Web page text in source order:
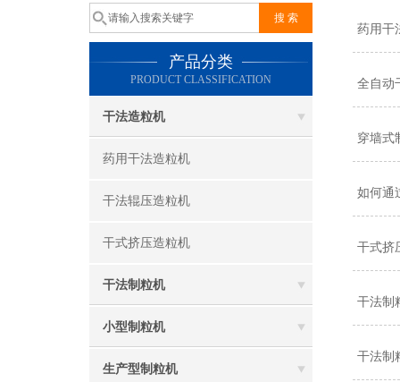
产品分类
PRODUCT CLASSIFICATION
干法造粒机
药用干法造粒机
干法辊压造粒机
干式挤压造粒机
干法制粒机
小型制粒机
生产型制粒机
药用干
全自动
穿墙式
如何通
干式挤
干法制
干法制